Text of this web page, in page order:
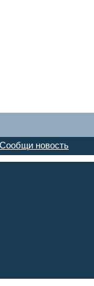
новость